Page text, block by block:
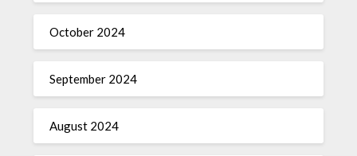
October 2024
September 2024
August 2024